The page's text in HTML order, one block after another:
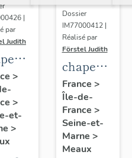
|
par
Judith
>
>
et-
>
Dossier
IM77000412 |
Réalisé par
Förstel Judith
chape
blanche,
1ere
moitié
du 20e
siècle
France >
Île-de-
France >
Seine-et-
Marne >
Meaux